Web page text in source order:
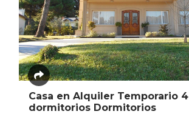
Casa en Alquiler Temporario 4
dormitorios Dormitorios